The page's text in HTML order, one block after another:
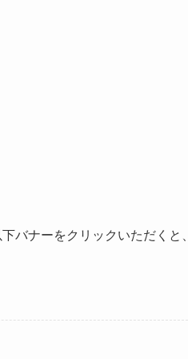
バナーをクリックいただくと